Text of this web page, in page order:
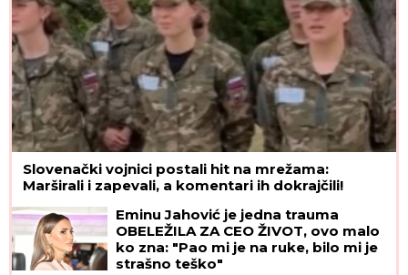
Slovenački vojnici postali hit na mrežama:
Marširali i zapevali, a komentari ih dokrajčili!
Eminu Jahović je jedna trauma
OBELEŽILA ZA CEO ŽIVOT, ovo malo
ko zna: "Pao mi je na ruke, bilo mi je
strašno teško"